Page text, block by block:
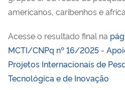
americanos, caribenhos e
Acesse o resultado final na
MCTI/CNPq nº 16/2025 -
Projetos Internacionais de
Tecnológica e de Inovação